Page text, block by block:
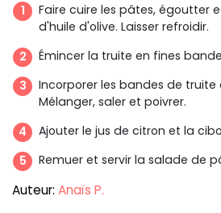
Faire cuire les pâtes, égoutter
d'huile d'olive. Laisser refroidir.
Émincer la truite en fines
Incorporer les bandes de truite
Mélanger, saler et poivrer.
Ajouter le jus de citron et la
Remuer et servir la salade de
Auteur: Anaïs P.